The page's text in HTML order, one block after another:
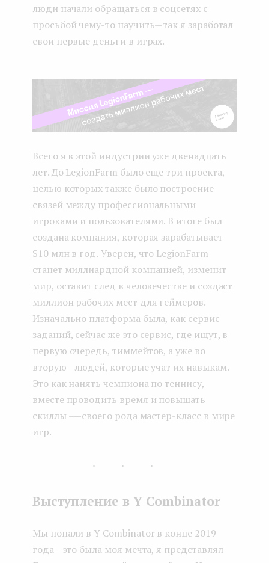
люди начали обращаться в соцсетях с
просьбой чему-то научить — так я заработал
свои первые деньги в играх.
Всего я в этой индустрии уже двенадцать
лет. До LegionFarm было еще три проекта,
целью которых также было построение
связей между профессиональными
игроками и пользователями. В итоге был
создана компания, которая зарабатывает
$10 млн в год. Уверен, что LegionFarm
станет миллиардной компанией, изменит
мир, оставит след в человечестве и создаст
миллион рабочих мест для геймеров.
Изначально платформа была, как сервис
заданий, сейчас же это сервис, где ищут, в
первую очередь, тиммейтов, а уже во
вторую — людей, которые учат их навыкам.
Это как нанять чемпиона по теннису,
вместе проводить время и повышать
скиллы – — своего рода мастер-класс в мире
игр.
...
Выступление в Y Combinator
Мы попали в Y Combinator в конце 2019
года — это была моя мечта, я представлял